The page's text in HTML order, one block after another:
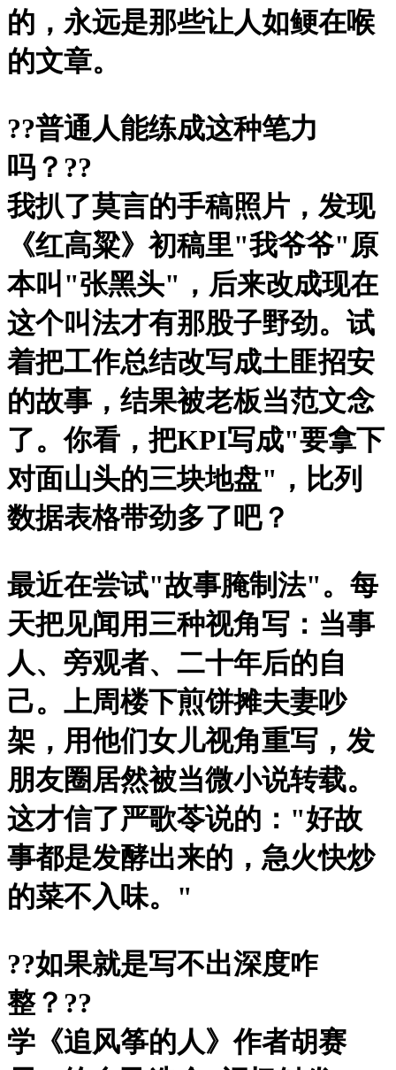
的，永远是那些让人如鲠在喉
的文章。
??普通人能练成这种笔力
吗？??
我扒了莫言的手稿照片，发现
《红高粱》初稿里"我爷爷"原
本叫"张黑头"，后来改成现在
这个叫法才有那股子野劲。试
着把工作总结改写成土匪招安
的故事，结果被老板当范文念
了。你看，把KPI写成"要拿下
对面山头的三块地盘"，比列
数据表格带劲多了吧？
最近在尝试"故事腌制法"。每
天把见闻用三种视角写：当事
人、旁观者、二十年后的自
己。上周楼下煎饼摊夫妻吵
架，用他们女儿视角重写，发
朋友圈居然被当微小说转载。
这才信了严歌苓说的："好故
事都是发酵出来的，急火快炒
的菜不入味。"
??如果就是写不出深度咋
整？??
学《追风筝的人》作者胡赛